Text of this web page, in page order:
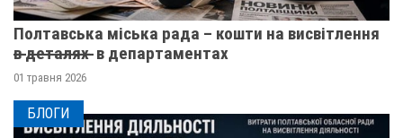
Полтавська міська рада – кошти на висвітлення
в̶ ̶д̶е̶т̶а̶л̶я̶х̶ ̶ в департаментах
01 травня 2026
БЛОГИ